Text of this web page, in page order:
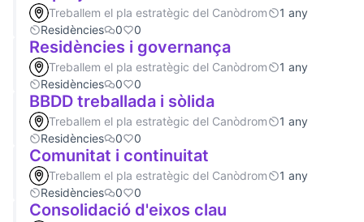
Treballem el pla estratègic del Canòdrom
1 any
Residències
0 0
Residències i governança
Treballem el pla estratègic del Canòdrom
1 any
Residències
0 0
BBDD treballada i sòlida
Treballem el pla estratègic del Canòdrom
1 any
Residències
0 0
Comunitat i continuitat
Treballem el pla estratègic del Canòdrom
1 any
Residències
0 0
Consolidació d'eixos clau